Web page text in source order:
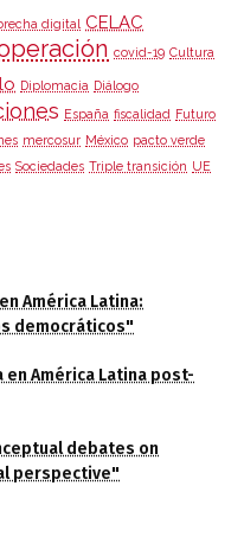
digital CELAC
covid-19 Cultura
Diplomacia Diálogo
España fiscalidad Futuro
mercosur México pacto verde
Sociedades Triple transición UE
América Latina:
democráticos"
América Latina post-
debates on
perspective"